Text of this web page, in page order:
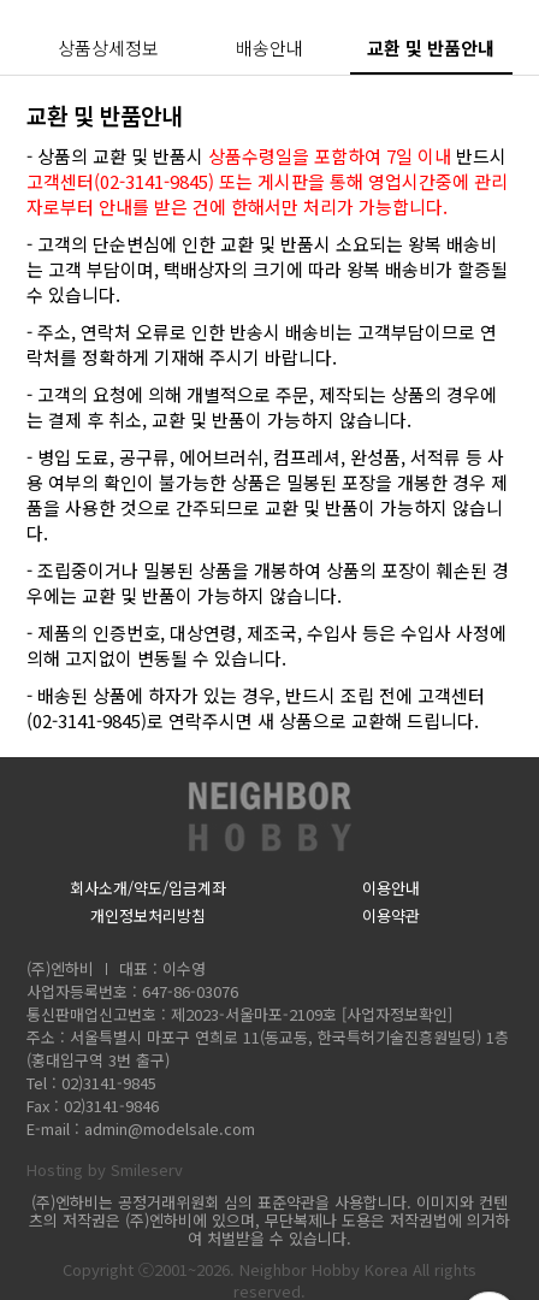
상품상세정보 배송안내 교환 및 반품안내
교환 및 반품안내
- 상품의 교환 및 반품시 상품수령일을 포함하여 7일 이내 반드시
고객센터(02-3141-9845) 또는 게시판을 통해 영업시간중에 관리
자로부터 안내를 받은 건에 한해서만 처리가 가능합니다.
- 고객의 단순변심에 인한 교환 및 반품시 소요되는 왕복 배송비
는 고객 부담이며, 택배상자의 크기에 따라 왕복 배송비가 할증될
수 있습니다.
- 주소, 연락처 오류로 인한 반송시 배송비는 고객부담이므로 연
락처를 정확하게 기재해 주시기 바랍니다.
- 고객의 요청에 의해 개별적으로 주문, 제작되는 상품의 경우에
는 결제 후 취소, 교환 및 반품이 가능하지 않습니다.
- 병입 도료, 공구류, 에어브러쉬, 컴프레셔, 완성품, 서적류 등 사
용 여부의 확인이 불가능한 상품은 밀봉된 포장을 개봉한 경우 제
품을 사용한 것으로 간주되므로 교환 및 반품이 가능하지 않습니
다.
- 조립중이거나 밀봉된 상품을 개봉하여 상품의 포장이 훼손된 경
우에는 교환 및 반품이 가능하지 않습니다.
- 제품의 인증번호, 대상연령, 제조국, 수입사 등은 수입사 사정에
의해 고지없이 변동될 수 있습니다.
- 배송된 상품에 하자가 있는 경우, 반드시 조립 전에 고객센터
(02-3141-9845)로 연락주시면 새 상품으로 교환해 드립니다.
회사소개/약도/입금계좌
이용안내
개인정보처리방침
이용약관
(주)엔하비
대표 : 이수영
사업자등록번호 : 647-86-03076
통신판매업신고번호 : 제2023-서울마포-2109호 [사업자정보확인]
주소 : 서울특별시 마포구 연희로 11(동교동, 한국특허기술진흥원빌딩) 1층
(홍대입구역 3번 출구)
Tel : 02)3141-9845
Fax : 02)3141-9846
E-mail : admin@modelsale.com
Hosting by Smileserv
(주)엔하비는 공정거래위원회 심의 표준약관을 사용합니다. 이미지와 컨텐
츠의 저작권은 (주)엔하비에 있으며, 무단복제나 도용은 저작권법에 의거하
여 처벌받을 수 있습니다.
Copyright ⓒ2001~2026. Neighbor Hobby Korea All rights
reserved.